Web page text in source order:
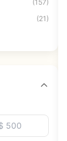
(157)
(21)